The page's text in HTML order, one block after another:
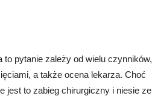
pytanie zależy od wielu czynników,
a także ocena lekarza. Choć
jest to zabieg chirurgiczny i niesie ze